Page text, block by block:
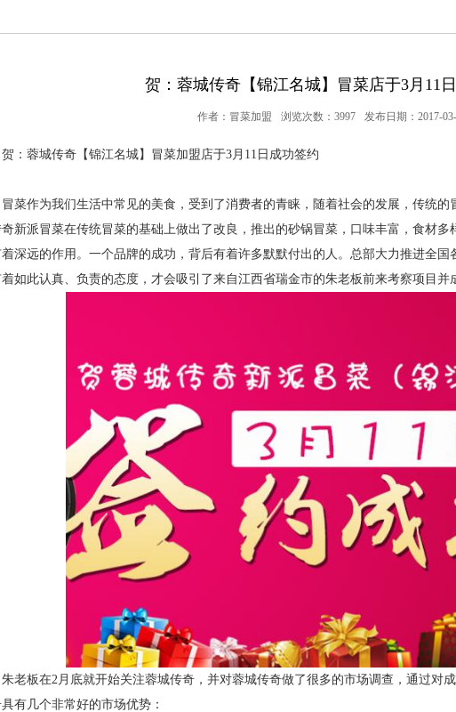
贺：蓉城传奇【锦江名城】冒菜店于3月11
作者：冒菜加盟 浏览次数：3997 发布日期：2017-
贺：蓉城传奇【锦江名城】冒菜加盟店于3月11日成功签约
作为我们生活中常见的美食，受到了消费者的青睐，随着社会的发展，传统的
新派冒菜在传统冒菜的基础上做出了改良，推出的砂锅冒菜，口味丰富，食材
着深远的作用。一个品牌的成功，背后有着许多默默付出的人。总部大力推进全国
如此认真、负责的态度，才会吸引了来自江西省瑞金市的朱老板前来考察项目并
朱老板在2月底就开始关注蓉城传奇，并对蓉城传奇做了很多的市场调查，通过对
有几个非常好的市场优势：